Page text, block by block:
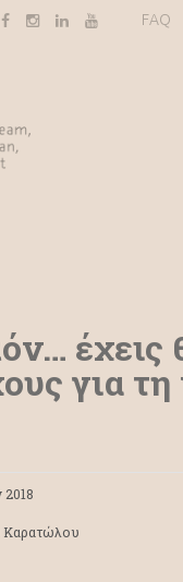
FAQ
έχεις
για τη
Καρατώλου